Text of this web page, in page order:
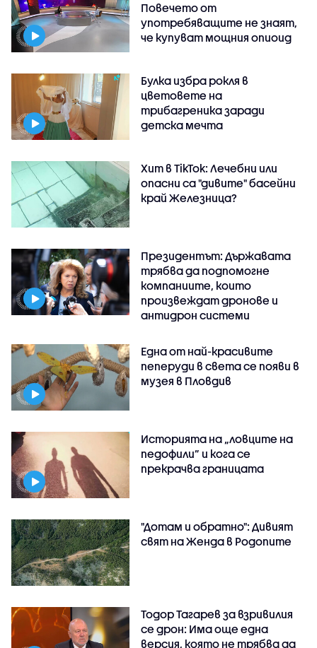
Повечето от
употребяващите не знаят,
че купуват мощния опиоид
Булка избра рокля в
цветовете на
трибагреника заради
детска мечта
Хит в TikTok: Лечебни или
опасни са "дивите" басейни
край Железница?
Президентът: Държавата
трябва да подпомогне
компаниите, които
произвеждат дронове и
антидрон системи
Една от най-красивите
пеперуди в света се появи в
музея в Пловдив
Историята на „ловците на
педофили” и кога се
прекрачва границата
"Дотам и обратно": Дивият
свят на Женда в Родопите
Тодор Тагарев за взривилия
се дрон: Има още една
версия, която не трябва да